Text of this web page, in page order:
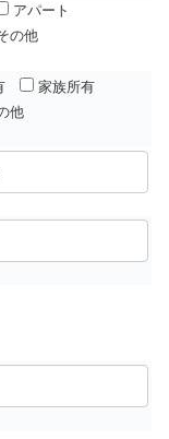
アパート
の他
家族所有
他